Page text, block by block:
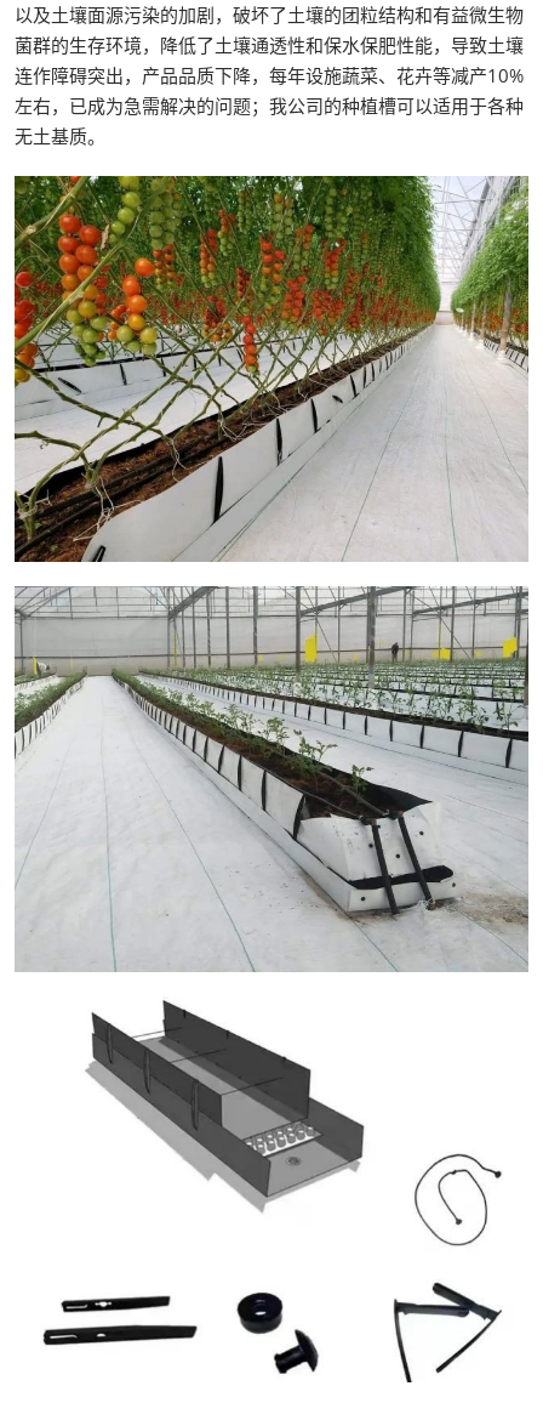
以及土壤面源污染的加剧，破坏了土壤的团粒结构和有益微生物
菌群的生存环境，降低了土壤通透性和保水保肥性能，导致土壤
连作障碍突出，产品品质下降，每年设施蔬菜、花卉等减产10%
左右，已成为急需解决的问题；我公司的种植槽可以适用于各种
无土基质。